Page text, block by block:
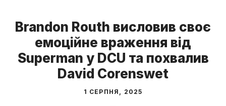
Brandon Routh висловив своє
емоційне враження від
Superman у DCU та похвалив
David Corenswet
1 СЕРПНЯ, 2025